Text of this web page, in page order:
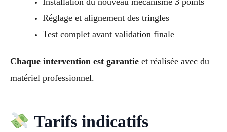
Réglage et alignement des tringles
Test complet avant validation finale
Chaque intervention est garantie et réalisée avec du
matériel professionnel.
Tarifs indicatifs